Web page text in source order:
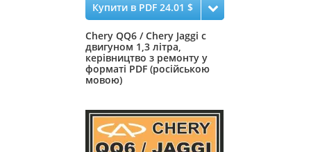
Купити в PDF 24.01 $
Chery QQ6 / Chery Jaggi c
двигуном 1,3 літра,
керівництво з ремонту у
форматі PDF (російською
мовою)